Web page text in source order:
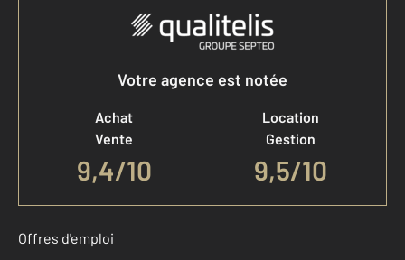
Votre agence est notée
Achat
Vente
9,4/10
Location
Gestion
9,5/10
Offres d'emploi